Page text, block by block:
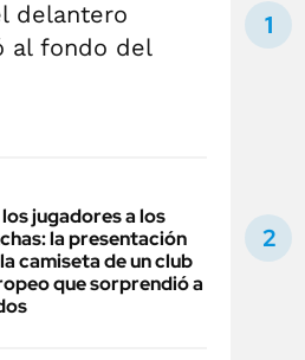
delantero
al fondo del
los jugadores a los
la presentación
camiseta de un club
que sorprendió a